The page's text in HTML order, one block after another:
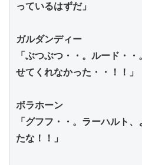
っているはずだ」
ガルダンディー
「ぶつぶつ・・。ルード・
せてくれなかった・・！！」
ボラホーン
「グフフ・・。ラーハルト
たな！！」